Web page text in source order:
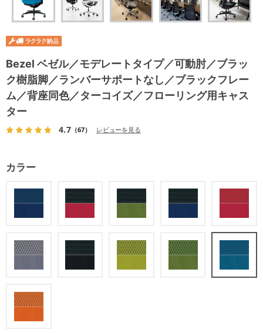
Bezel ベゼル／モデレートタイプ／可動肘／ブラッ
ク樹脂脚／ランバーサポートなし／ブラックフレー
ム／背座同色／ターコイズ／フローリング用キャス
ター
4.7（67） レビューを見る
カラー